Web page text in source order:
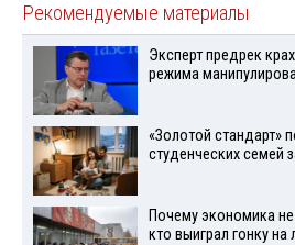
Рекомендуемые материалы
Эксперт предрек
режима
«Золотой стандарт»
студенческих семей
Почему экономика
кто выиграл гонку на